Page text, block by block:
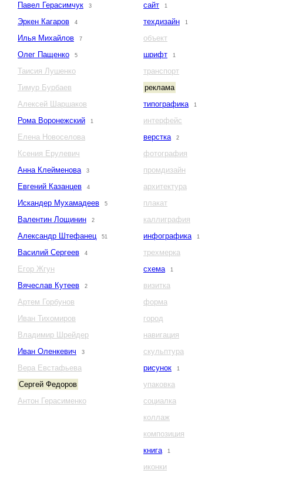
Павел Герасимчук 3
Эркен Кагаров 4
Илья Михайлов 7
Олег Пащенко 5
Таисия Лушенко
Тимур Бурбаев
Алексей Шаршаков
Рома Воронежский
1
Елена Новоселова
Ксения Ерулевич
Анна Клейменова
3
Евгений Казанцев 4
Искандер Мухамадеев 5
Валентин Лощинин 2
Александр Штефанец 51
Василий Сергеев 4
Егор Жгун
Вячеслав Кутеев
2
Артем Горбунов
Иван Тихомиров
Владимир Шрейдер
Иван Оленкевич
3
Вера Евстафьева
Сергей Федоров
Антон Герасименко
сайт
1
техдизайн 1
объект
шрифт
1
транспорт
реклама
типографика
1
интерфейс
верстка
2
фотография
промдизайн
архитектура
плакат
каллиграфия
инфографика
1
трехмерка
схема
1
визитка
форма
город
навигация
скульптура
рисунок
1
упаковка
социалка
коллаж
композиция
книга
1
иконки